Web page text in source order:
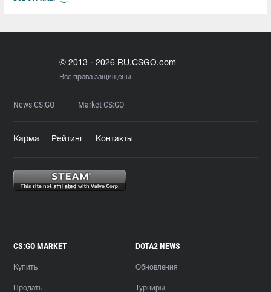
© 2013 - 2026 RU.CSGO.com
Все права защищены
News CS:GO Market CS:GO
Карма Рейтинг Контакты
CS:GO MARKET
Купить
Продать
DOTA2 NEWS
Обновления
Турниры